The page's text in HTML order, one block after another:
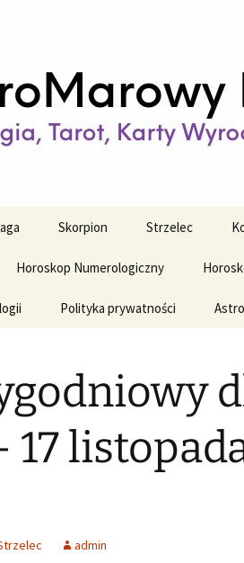
Skorpion Strzelec
Horoskop Numerologiczny
Polityka prywatności
17
admin